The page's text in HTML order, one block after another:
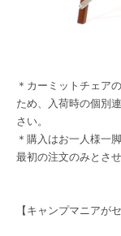
＊カーミットチェア
ため、入荷時の個別
さい。
＊購入はお一人様一
最初の注文のみとさ
【キャンプマニアが